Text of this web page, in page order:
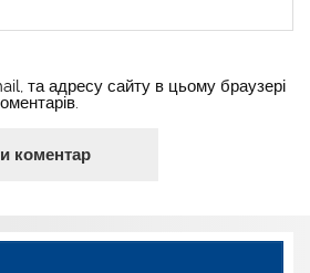
та адресу сайту в цьому браузері